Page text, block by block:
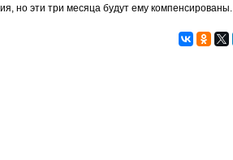
но эти три месяца будут ему компенсированы.